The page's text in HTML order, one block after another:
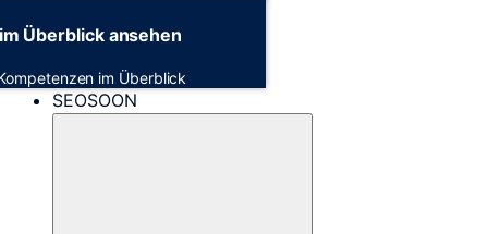
Überblick ansehen
im Überblick
SEOSOON